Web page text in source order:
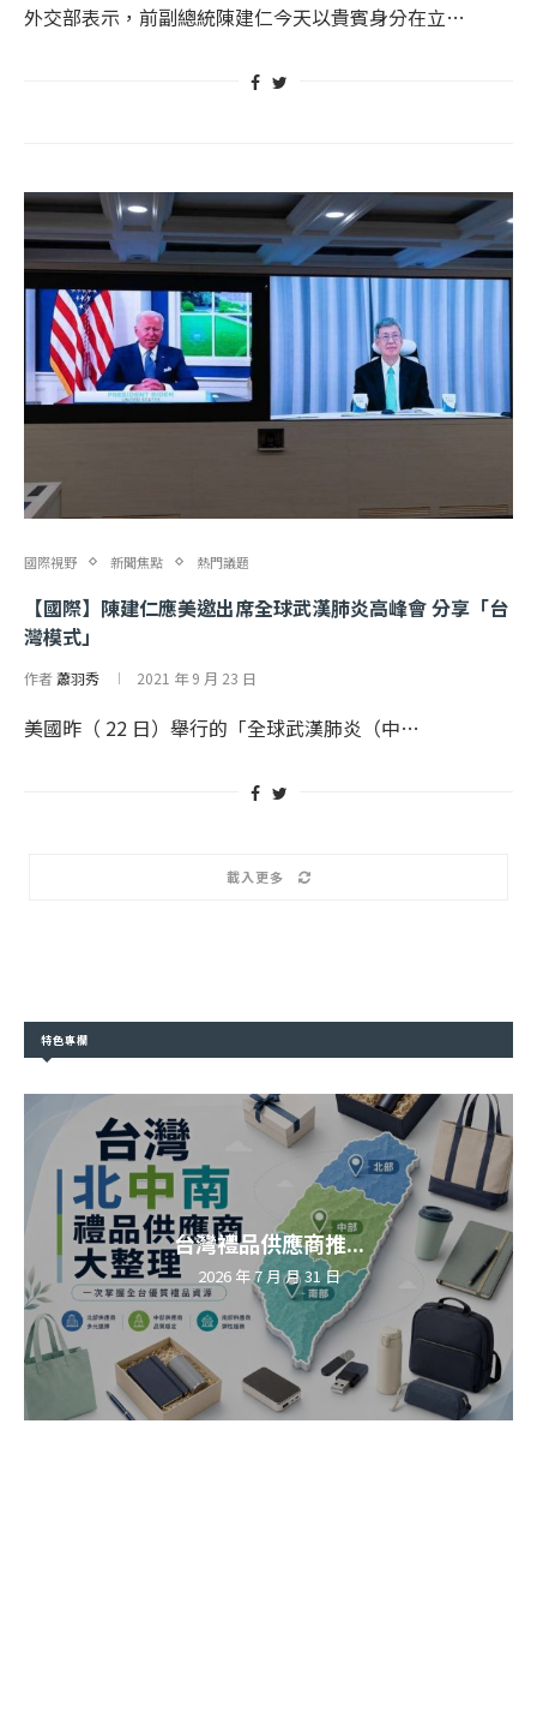
外交部表示，前副總統陳建仁今天以貴賓身分在立…
國際視野 新聞焦點 熱門議題
【國際】陳建仁應美邀出席全球武漢肺炎高峰會 分享「台
灣模式」
作者蕭羽秀 2021 年 9 月 23 日
美國昨（ 22 日）舉行的「全球武漢肺炎（中…
載入更多
特色專欄
台灣禮品供應商推...
2026 年 7 月 月 31 日